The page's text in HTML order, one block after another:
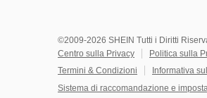
©2009-2026 SHEIN Tutti i Diritti
Centro sulla Privacy
Politica sulla
Termini & Condizioni
Informativa
Sistema di raccomandazione e